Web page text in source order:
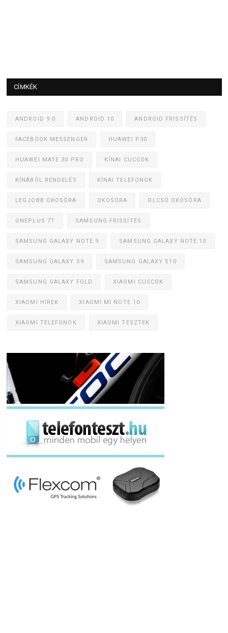
CÍMKÉK
ANDROID 9.0 ANDROID 10 ANDROID FRISSÍTÉS
FACEBOOK MESSENGER HUAWEI P30
HUAWEI MATE 30 PRO KÍNAI CUCCOK
KÍNÁBÓL RENDELÉS KÍNAI TELEFONOK
LEGJOBB OKOSÓRA OKOSÓRA OLCSÓ OKOSÓRA
ONEPLUS 7T SAMSUNG FRISSÍTÉS
SAMSUNG GALAXY NOTE 9 SAMSUNG GALAXY NOTE 10
SAMSUNG GALAXY S9 SAMSUNG GALAXY S10
SAMSUNG GALAXY FOLD XIAOMI CUCCOK
XIAOMI HÍREK XIAOMI MI NOTE 10
XIAOMI TELEFONOK XIAOMI TESZTEK